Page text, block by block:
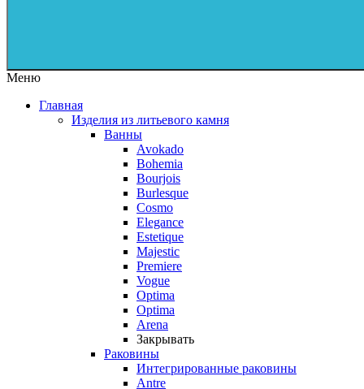
Меню
Главная
Изделия из литьевого камня
Ванны
Avokado
Bohemia
Bourjois
Burlesque
Cosmo
Elegance
Estetique
Majestic
Premiere
Vogue
Optima
Optima
Arena
Закрывать
Раковины
Интегрированные раковины
Antre